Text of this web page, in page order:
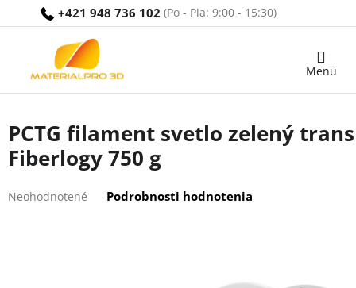
+421 948 736 102
Nákupný
PCTG filament svetlo zelený
Fiberlogy 750 g
hodnotenie
Neohodnotené Podrobnosti hodnotenia